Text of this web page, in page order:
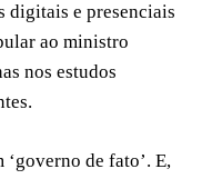
digitais e presenciais
ao ministro
nos estudos
de fato’. E,